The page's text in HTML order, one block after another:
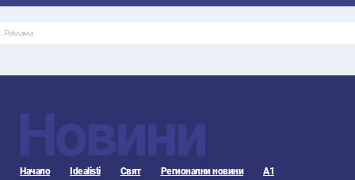
Реклама
Новини
Начало Idealisti Свят Регионални новини А1